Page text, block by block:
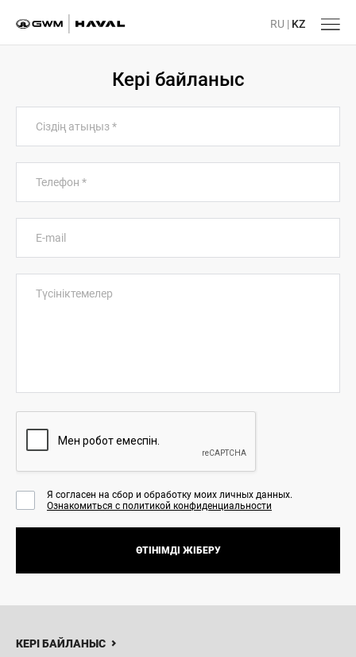
947-777
RU | KZ
Кері байланыс
Сіздің атыңыз*
Телефон *
E-mail
Түсініктемелер
Я согласен на сбор и обработку моих личных данных.
Ознакомиться с политикой конфиденциальности
ӨТІНІМДІ ЖІБЕРУ
КЕРІ БАЙЛАНЫС